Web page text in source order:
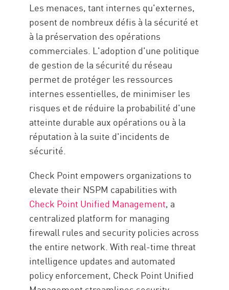
Les menaces, tant internes qu'externes,
posent de nombreux défis à la sécurité et
à la préservation des opérations
commerciales. L'adoption d'une politique
de gestion de la sécurité du réseau
permet de protéger les ressources
internes essentielles, de minimiser les
risques et de réduire la probabilité d'une
atteinte durable aux opérations ou à la
réputation à la suite d'incidents de
sécurité.
Check Point empowers organizations to
elevate their NSPM capabilities with
Check Point Unified Management, a
centralized platform for managing
firewall rules and security policies across
the entire network. With real-time threat
intelligence updates and automated
policy enforcement, Check Point Unified